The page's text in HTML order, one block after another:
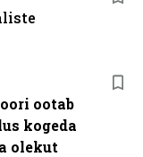
ootab
kogeda
olekut